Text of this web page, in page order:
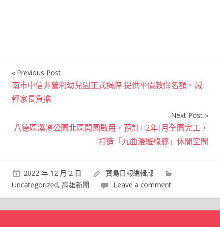
文
章
覽
Previous Post
南市中信非營利幼兒園正式揭牌 提供平價教保名額、減
輕家長負擔
Next Post
八德區溪濱公園北區開園啟用，預計112年1月全園完工，
打造「九曲漫遊綠廊」休閒空間
2022 年 12 月 2 日
寶島日報編輯部
Uncategorized, 高雄新聞 Leave a comment